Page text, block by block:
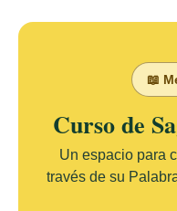
📖
Curso de
Un espacio para
través de su